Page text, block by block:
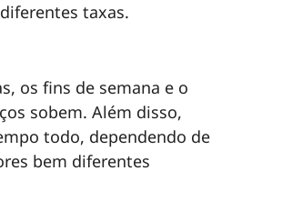
taxas.
os fins de semana e o
sobem. Além disso,
todo, dependendo de
bem diferentes